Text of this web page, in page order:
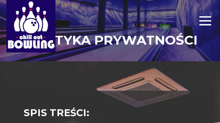
Przejdź
do
treści
Menu
POLITYKA PRYWATNOŚCI
SPIS TREŚCI: